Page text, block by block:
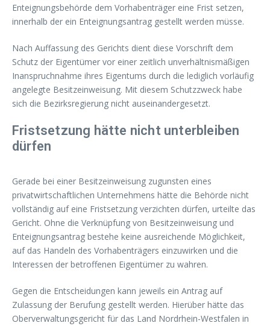
Enteignungsbehörde dem Vorhabenträger eine Frist setzen,
innerhalb der ein Enteignungsantrag gestellt werden müsse.
Nach Auffassung des Gerichts dient diese Vorschrift dem
Schutz der Eigentümer vor einer zeitlich unverhältnismäßigen
Inanspruchnahme ihres Eigentums durch die lediglich vorläufig
angelegte Besitzeinweisung. Mit diesem Schutzzweck habe
sich die Bezirksregierung nicht auseinandergesetzt.
Fristsetzung hätte nicht unterbleiben
dürfen
Gerade bei einer Besitzeinweisung zugunsten eines
privatwirtschaftlichen Unternehmens hätte die Behörde nicht
vollständig auf eine Fristsetzung verzichten dürfen, urteilte das
Gericht. Ohne die Verknüpfung von Besitzeinweisung und
Enteignungsantrag bestehe keine ausreichende Möglichkeit,
auf das Handeln des Vorhabenträgers einzuwirken und die
Interessen der betroffenen Eigentümer zu wahren.
Gegen die Entscheidungen kann jeweils ein Antrag auf
Zulassung der Berufung gestellt werden. Hierüber hätte das
Oberverwaltungsgericht für das Land Nordrhein-Westfalen in